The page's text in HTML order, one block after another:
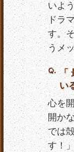
いよ
ドラ
す。
うメ
「
い
心を
開か
では
す！